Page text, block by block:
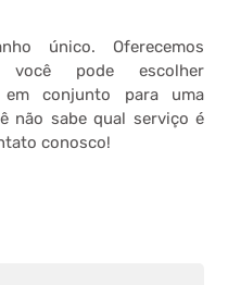
único. Oferecemos
você pode escolher
em conjunto para uma
não sabe qual serviço é
conosco!